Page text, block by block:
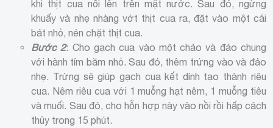
khi thịt cua nổi lên trên mặt nước. Sau đó, ngừng
khuấy và nhẹ nhàng vớt thịt cua ra, đặt vào một cái
bát nhỏ, nén chặt thịt cua.
Bước 2: Cho gạch cua vào một chảo và đảo chung
với hành tím băm nhỏ. Sau đó, thêm trứng vào và đảo
nhẹ. Trứng sẽ giúp gạch cua kết dính tạo thành riêu
cua. Nêm riêu cua với 1 muỗng hạt nêm, 1 muỗng tiêu
và muối. Sau đó, cho hỗn hợp này vào nồi rồi hấp cách
thủy trong 15 phút.